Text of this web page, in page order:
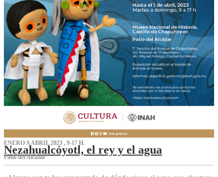
ENERO A ABRIL 2023 , 9-17 H.
Nezahualcóyotl, el rey y el agua
Patio del Alcázar